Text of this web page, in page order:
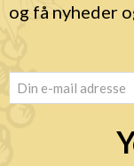
og få nyheder
email (Påkrævet)